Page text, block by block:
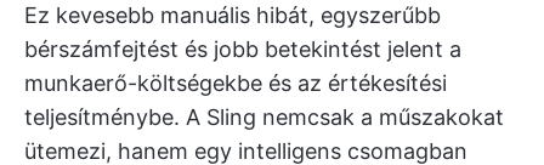
Ez kevesebb manuális hibát, egyszerűbb
bérszámfejtést és jobb betekintést jelent a
munkaerő-költségekbe és az értékesítési
teljesítménybe. A Sling nemcsak a műszakokat
ütemezi, hanem egy intelligens csomagban